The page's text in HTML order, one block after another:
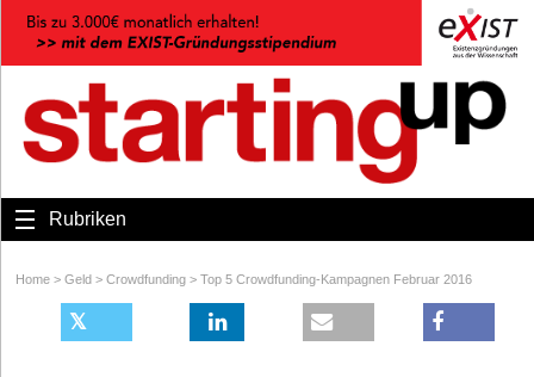
Rubriken
Home > Geld > Crowdfunding > Top 5 Crowdfunding-Kampagnen Februar 2016